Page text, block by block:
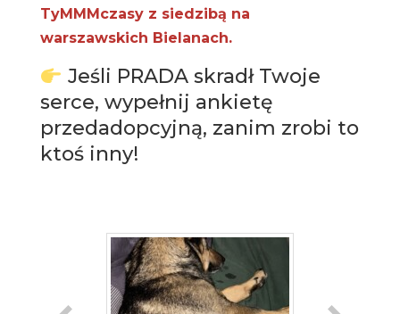
TyMMMczasy z siedzibą na
warszawskich Bielanach.
Jeśli PRADA skradł Twoje
serce, wypełnij ankietę
przedadopcyjną, zanim zrobi to
ktoś inny!